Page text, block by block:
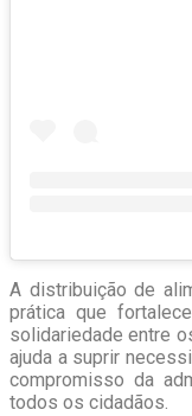
A distribuição de
prática que
solidariedade entre
ajuda a suprir
compromisso da
todos os cidadãos.